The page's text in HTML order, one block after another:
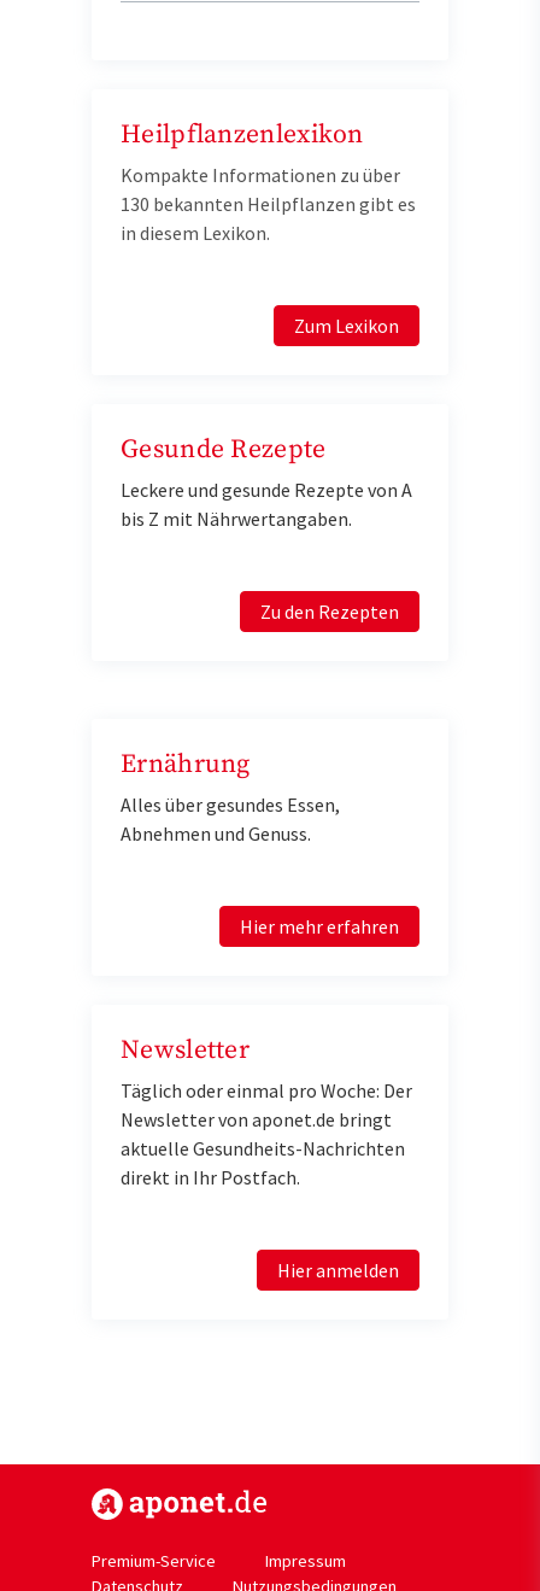
Heilpflanzenlexikon
Kompakte Informationen zu über
130 bekannten Heilpflanzen gibt es
in diesem Lexikon.
Zum Lexikon
Gesunde Rezepte
Leckere und gesunde Rezepte von A
bis Z mit Nährwertangaben.
Zu den Rezepten
Ernährung
Alles über gesundes Essen,
Abnehmen und Genuss.
Hier mehr erfahren
Newsletter
Täglich oder einmal pro Woche: Der
Newsletter von aponet.de bringt
aktuelle Gesundheits-Nachrichten
direkt in Ihr Postfach.
Hier anmelden
Premium-Service
Impressum
Datenschutz
Nutzungsbedingungen